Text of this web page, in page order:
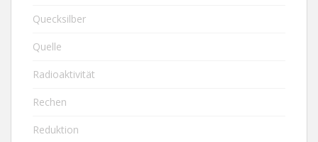
Quecksilber
Quelle
Radioaktivität
Rechen
Reduktion